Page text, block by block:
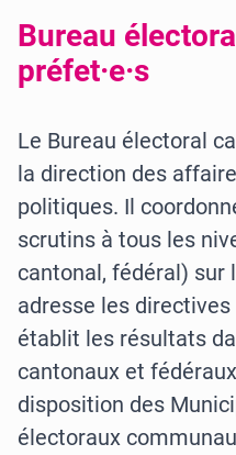
Bureau
préfet·e·s
Le Bureau électoral
la direction des
politiques. Il
scrutins à tous les
cantonal, fédéral) sur
adresse les
établit les résultats
cantonaux et
disposition des
électoraux